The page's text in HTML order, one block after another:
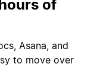
of
Asana, and
to move over